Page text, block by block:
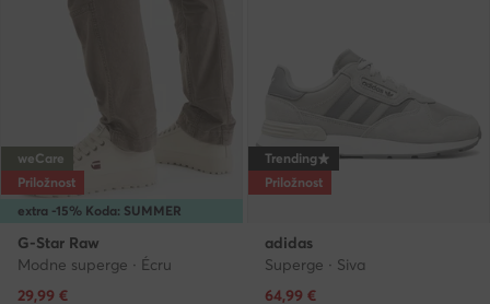
extra -15% Koda: SUMMER
weCare
Priložnost
G-Star Raw
Modne superge · Écru
Trenutna cena
29,99 €
Trending
Priložnost
adidas
Superge · Siva
Trenutna cena
64,99 €